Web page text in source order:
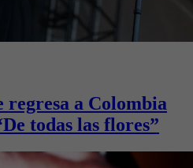
a Colombia
todas las flores”